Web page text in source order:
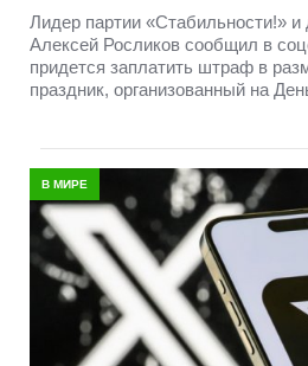
Лидер партии «Стабильности!»
Алексей Росликов сообщил в
придется заплатить штраф в
праздник, организованный на
В МИРЕ